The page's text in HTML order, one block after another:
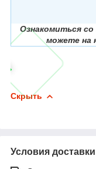
Ознакомиться
можете на
Скрыть
Условия доставки